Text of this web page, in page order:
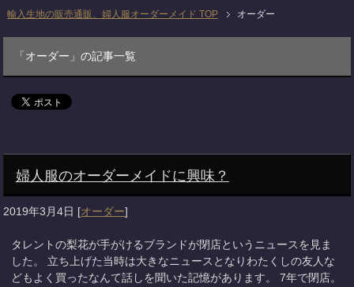
輸入生地の販売通販、婦人服オーダーメイド TOP オーダー
「オーダー」の記事一覧
婦人服のオーダーメイドに興味？
2019年3月4日 [オーダー]
タレントの梨花が手がけるブランドが閉店というニュースを見ま
した。 立ち上げた当時は大きなニュースとなりわたくしの友人な
どもよく買ったなんて話しを聞いた記憶があります。 7年で閉店。